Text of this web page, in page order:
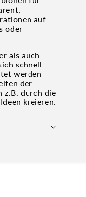
auf
oder
als auch
schnell
werden
der
z.B. durch die
kreieren.